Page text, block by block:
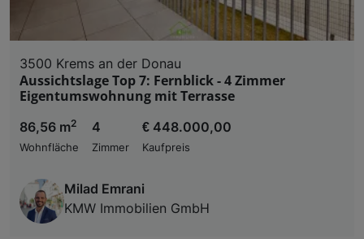
3500 Krems an der Donau
Aussichtslage Top 7: Fernblick - 4 Zimmer
Eigentumswohnung mit Terrasse
86,56 m2
Wohnfläche
4
Zimmer
€ 448.000,00
Kaufpreis
Milad Emrani
KMW Immobilien GmbH